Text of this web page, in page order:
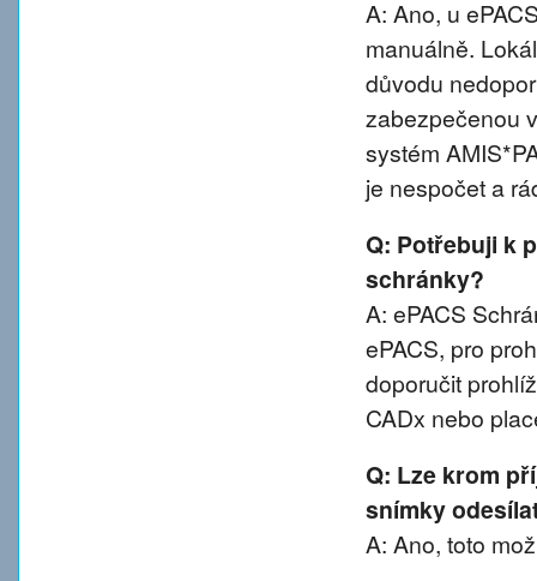
A: Ano, u
manuálně.
důvodu
zabezpečenou
systém
je nespočet a
Q: Potřebuji k
schránky?
A: ePACS
ePACS, pro
doporučit
CADx nebo
Q: Lze krom
snímky
A: Ano, toto